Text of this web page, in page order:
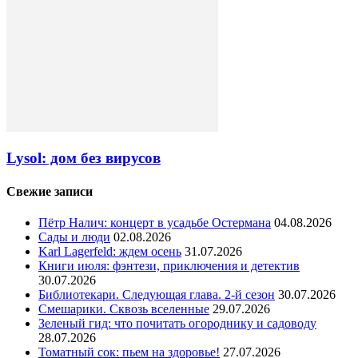
Lysol: дом без вирусов
Свежие записи
Пётр Налич: концерт в усадьбе Остермана 04.08.2026
Сады и люди 02.08.2026
Karl Lagerfeld: ждем осень 31.07.2026
Книги июля: фэнтези, приключения и детектив
30.07.2026
Библиотекари. Следующая глава. 2-й сезон 30.07.2026
Смешарики. Сквозь вселенные 29.07.2026
Зеленый гид: что почитать огороднику и садоводу
28.07.2026
Томатный сок: пьем на здоровье! 27.07.2026